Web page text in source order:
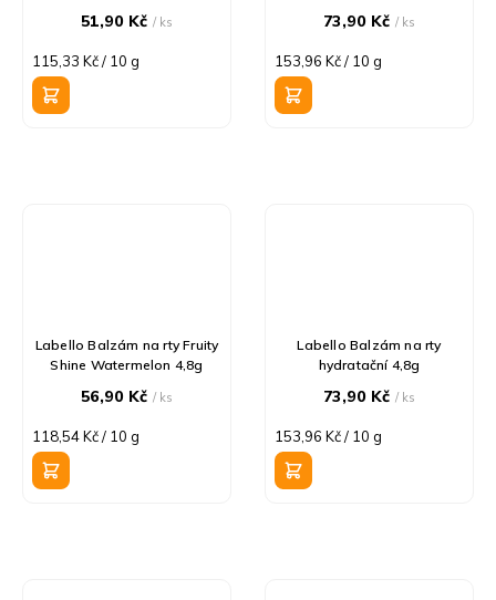
51,90 Kč/ ks
Měrná
cena:
115,33 Kč / 10 g
73,90 Kč/ ks
Měrná
cena:
153,96 Kč / 10 g
Labello Balzám na rty Fruity
Shine Watermelon 4,8g
56,90 Kč/ ks
Měrná
cena:
118,54 Kč / 10 g
Labello Balzám na rty
hydratační 4,8g
73,90 Kč/ ks
Měrná
cena:
153,96 Kč / 10 g